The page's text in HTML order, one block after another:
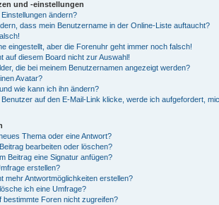
und -einstellungen
ändern?
dass mein Benutzername in der Online-Liste auftaucht?
eingestellt, aber die Forenuhr geht immer noch falsch!
auf diesem Board nicht zur Auswahl!
die bei meinem Benutzernamen angezeigt werden?
Avatar?
wie kann ich ihn ändern?
auf den E-Mail-Link klicke, werde ich aufgefordert,
Thema oder eine Antwort?
bearbeiten oder löschen?
Beitrag eine Signatur anfügen?
erstellen?
mehr Antwortmöglichkeiten erstellen?
ich eine Umfrage?
bestimmte Foren nicht zugreifen?